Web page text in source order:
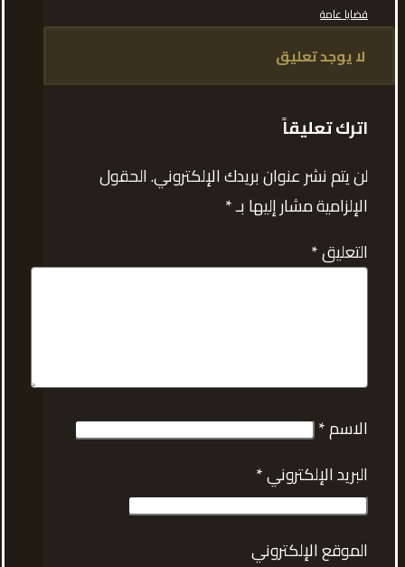
قضايا عامة
لا يوجد تعليق
اترك تعليقاً
لن يتم نشر عنوان بريدك الإلكتروني.الحقول
الإلزامية مشار إليها بـ*
التعليق*
الاسم*
البريد الإلكتروني*
الموقع الإلكتروني